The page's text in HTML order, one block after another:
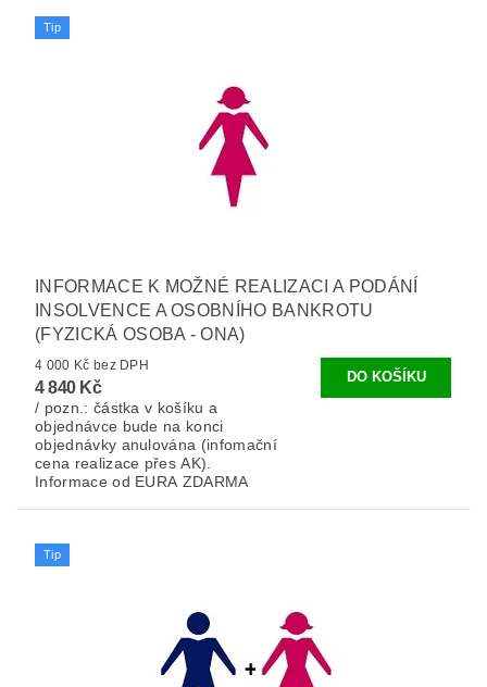
Tip
INFORMACE K MOŽNÉ REALIZACI A PODÁNÍ
INSOLVENCE A OSOBNÍHO BANKROTU
(FYZICKÁ OSOBA - ONA)
4 000 Kč bez DPH
4 840 Kč
/ pozn.: částka v košíku a
objednávce bude na konci
objednávky anulována (infomační
cena realizace přes AK).
Informace od EURA ZDARMA
Tip